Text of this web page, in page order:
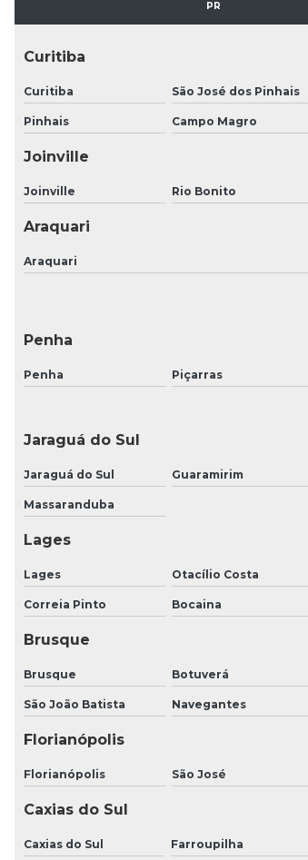
PR
Curitiba
Curitiba São José dos Pinhais
Pinhais Campo Magro
Joinville
Joinville Rio Bonito
Araquari
Araquari
Penha
Penha Piçarras
Jaraguá do Sul
Jaraguá do Sul Guaramirim
Massaranduba
Lages
Lages Otacílio Costa
Correia Pinto Bocaina
Brusque
Brusque Botuverá
São João Batista Navegantes
Florianópolis
Florianópolis São José
Caxias do Sul
Caxias do Sul Farroupilha